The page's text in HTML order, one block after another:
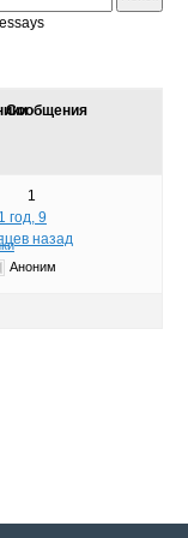
Сообщения
1
1 год, 9
назад
Аноним